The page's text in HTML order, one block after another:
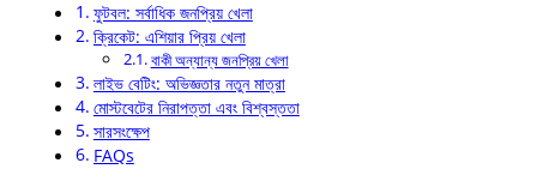
ফুটবল: সর্বাধিক জনপ্রিয় খেলা
ক্রিকেট: এশিয়ার প্রিয় খেলা
বাকী অন্যান্য জনপ্রিয় খেলা
লাইভ বেটিং: অভিজ্ঞতার নতুন মাত্রা
মোস্টবেটের নিরাপত্তা এবং বিশ্বস্ততা
সারসংক্ষেপ
FAQs